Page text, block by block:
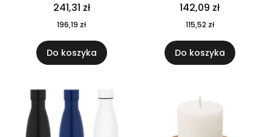
241,31 zł
196,19 zł
Do koszyka
142,09 zł
115,52 zł
Do koszyka